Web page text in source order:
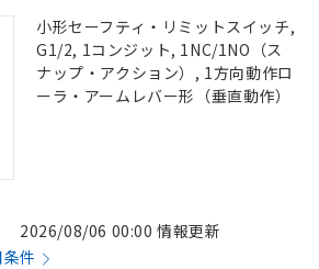
小形セーフティ・リミットスイッチ,
G1/2, 1コンジット, 1NC/1NO（ス
ナップ・アクション）, 1方向動作ロ
ーラ・アームレバー形（垂直動作）
2026/08/06 00:00 情報更新
件